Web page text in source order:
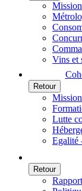
Vins et
Retour
Lutte
Egalité
Retour